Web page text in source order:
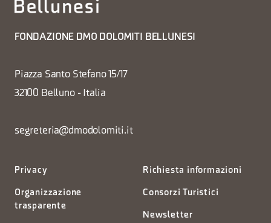
FONDAZIONE DMO DOLOMITI BELLUNESI
Piazza Santo Stefano 15/17
32100 Belluno - Italia
segreteria@dmodolomiti.it
Privacy
Organizzazione
trasparente
Richiesta informazioni
Consorzi Turistici
Newsletter